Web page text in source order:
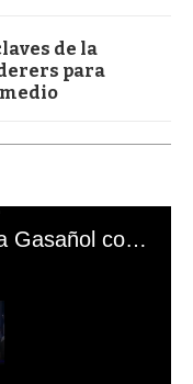
de la
para
El mal momento de Yanina Gasañol con un hincha argentino en "Subrayado"